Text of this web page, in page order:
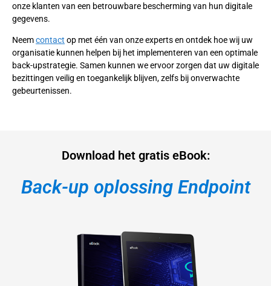
onze klanten van een betrouwbare bescherming van hun digitale
gegevens.
Neemcontact op met één van onze experts en ontdek hoe wij uw
organisatie kunnen helpen bij het implementeren van een optimale
back-upstrategie. Samen kunnen we ervoor zorgen dat uw digitale
bezittingen veilig en toegankelijk blijven, zelfs bij onverwachte
gebeurtenissen.
Download het gratis eBook:
Back-up oplossing Endpoint